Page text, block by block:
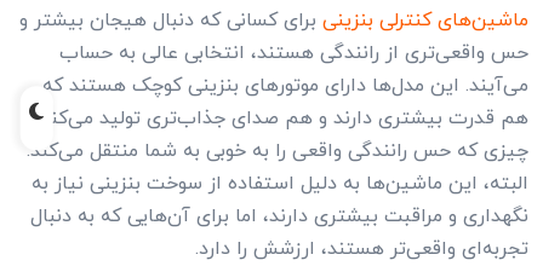
ماشین‌های کنترلی بنزینی برای کسانی که دنبال هیجان بیشتر و
حس واقعی‌تری از رانندگی هستند، انتخابی عالی به حساب
می‌آیند. این مدل‌ها دارای موتورهای بنزینی کوچک هستند که
هم قدرت بیشتری دارند و هم صدای جذاب‌تری تولید می‌کنند؛
چیزی که حس رانندگی واقعی را به خوبی به شما منتقل می‌کند.
البته، این ماشین‌ها به دلیل استفاده از سوخت بنزینی نیاز به
نگهداری و مراقبت بیشتری دارند، اما برای آن‌هایی که به دنبال
تجربه‌ای واقعی‌تر هستند، ارزشش را دارد.